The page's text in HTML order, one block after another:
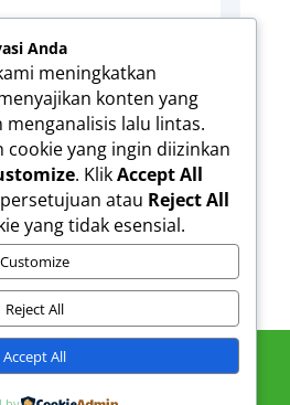
email, dan situs web saya
untuk komentar saya
Anda
meningkatkan
konten yang
lalu lintas.
yang ingin diizinkan
. KlikAccept All
atau Reject All
yang tidak esensial.
Customize
Reject All
Accept All